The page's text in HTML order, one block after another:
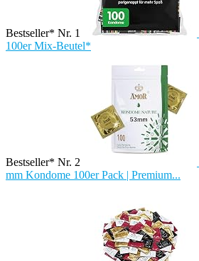
Bestseller* Nr. 1
100er Mix-Beutel*
Bestseller* Nr. 2
mm Kondome 100er Pack | Premium...